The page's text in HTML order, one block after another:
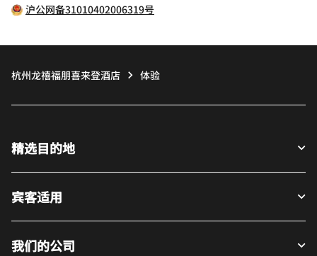
沪公网备31010402006319号
杭州龙禧福朋喜来登酒店 体验
精选目的地
宾客适用
我们的公司